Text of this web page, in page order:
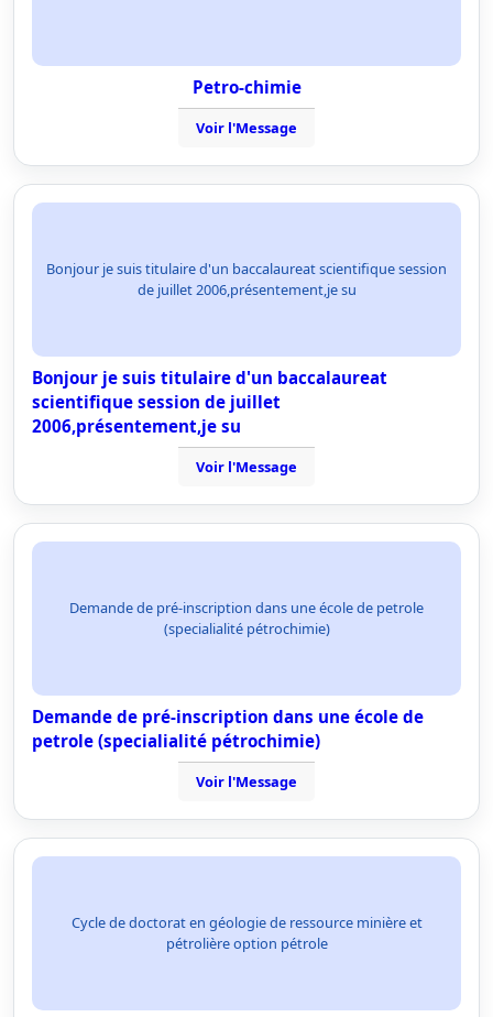
Petro-chimie
Voir l'Message
Bonjour je suis titulaire d'un baccalaureat scientifique session
de juillet 2006,présentement,je su
Bonjour je suis titulaire d'un baccalaureat
scientifique session de juillet
2006,présentement,je su
Voir l'Message
Demande de pré-inscription dans une école de petrole
(specialialité pétrochimie)
Demande de pré-inscription dans une école de
petrole (specialialité pétrochimie)
Voir l'Message
Cycle de doctorat en géologie de ressource minière et
pétrolière option pétrole